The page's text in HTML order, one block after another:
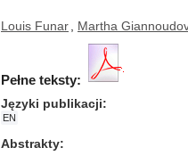
Louis Funar Martha
Pełne teksty:
Języki publikacji
EN
Abstrakty